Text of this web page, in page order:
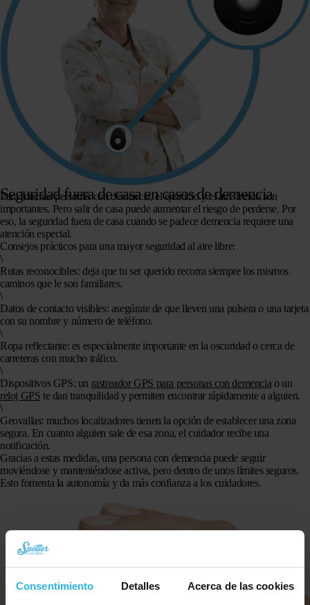
Consentimiento Detalles Acerca de las cookies
Seguridad fuera de casa en casos de demencia
Para muchas personas con demencia, el ejercicio y el aire fresco son
importantes. Pero salir de casa puede aumentar el riesgo de perderse. Por
eso, la seguridad fuera de casa cuando se padece demencia requiere una
atención especial.
Consejos prácticos para una mayor seguridad al aire libre:
\
Rutas reconocibles: deja que tu ser querido recorra siempre los mismos
caminos que le son familiares.
\
Datos de contacto visibles: asegúrate de que lleven una pulsera o una tarjeta
con su nombre y número de teléfono.
\
Ropa reflectante: es especialmente importante en la oscuridad o cerca de
carreteras con mucho tráfico.
\
Dispositivos GPS: un rastreador GPS para personas con demencia o un
reloj GPS te dan tranquilidad y permiten encontrar rápidamente a alguien.
\
Geovallas: muchos localizadores tienen la opción de establecer una zona
segura. En cuanto alguien sale de esa zona, el cuidador recibe una
notificación.
Gracias a estas medidas, una persona con demencia puede seguir
moviéndose y manteniéndose activa, pero dentro de unos límites seguros.
Esto fomenta la autonomía y da más confianza a los cuidadores.